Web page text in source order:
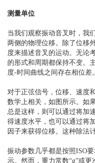
测量单位
当我们观察振动音叉时，我
两侧的物理位移。除了位移
度来描述音叉的运动。无论
的形式和周期都保持不变。
度-时间曲线之间存在相位差。
对于正弦信号，位移、速度
数学上相关，如图所示。如
总是这样，则可以通过将加
得速度水平，也可以通过将
因子来获得位移。这种除法
振动参数几乎都是按照ISO
示。然而，重力常数“g”或